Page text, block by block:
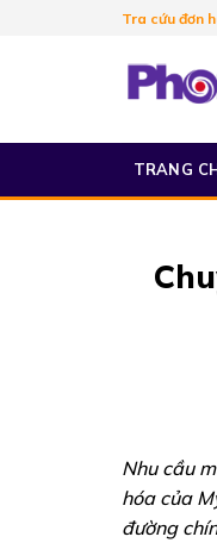
Tra cứu đơn
TRANG
Nhu cầu
hóa của
đường